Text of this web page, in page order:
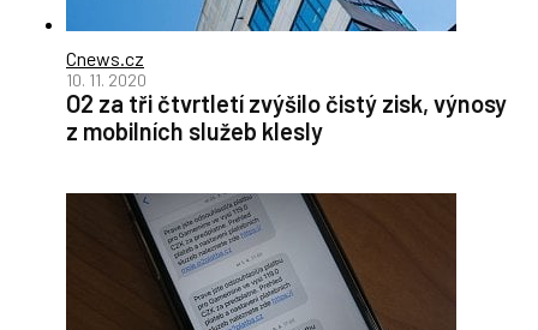
Cnews.cz
10. 11. 2020
O2 za tři čtvrtletí zvýšilo čistý zisk, výnosy
z mobilních služeb klesly